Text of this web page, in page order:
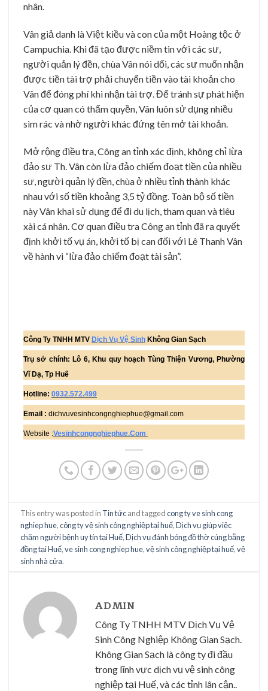
nhân.
Vân giả danh là Việt kiều và con của một Hoàng tộc ở
Campuchia. Khi đã tạo được niềm tin với các sư,
người quản lý đền, chùa Vân nói dối, các sư muốn nhận
được tiền tài trợ phải chuyển tiền vào tài khoản cho
Vân để đóng phí khi nhận tài trợ. Để tránh sự phát hiện
của cơ quan có thẩm quyền, Vân luôn sử dụng nhiều
sim rác và nhờ người khác đứng tên mở tài khoản.
Mở rộng điều tra, Công an tỉnh xác định, không chỉ lừa
đảo sư Th. Vân còn lừa đảo chiếm đoạt tiền của nhiều
sư, người quản lý đền, chùa ở nhiều tỉnh thành khác
nhau với số tiền khoảng 3,5 tỷ đồng. Toàn bộ số tiền
này Vân khai sử dụng để đi du lịch, tham quan và tiêu
xài cá nhân. Cơ quan điều tra Công an tỉnh đã ra quyết
định khởi tố vụ án, khởi tố bị can đối với Lê Thanh Vân
về hành vi “lừa đảo chiếm đoạt tài sản”.
Công Ty TNHH MTV Dịch Vụ Vệ Sinh Không Gian Sạch
Trụ sở chính: Lô 6, Khu quy hoạch Tùng Thiện Vương, Phường
Vĩ Dạ, Tp Huế
Hotline: 0932.572.499
Email : dichvuvesinhcongnghiephue@gmail.com
Website :Vesinhcongnghiephue.Com
This entry was posted in Tin tứcand taggedcong ty ve sinh cong
nghiep hue,công ty vệ sinh công nghiệp tại huế,Dịch vụ giúp việc
chăm người bệnh uy tín tại Huế,Dịch vụ đánh bóng đồ thờ cúng bằng
đồng tại Huế,ve sinh cong nghiep hue,vệ sinh công nghiệp tại huế,vệ
sinh nhà cửa.
ADMIN
Công Ty TNHH MTV Dịch Vụ Vệ
Sinh Công Nghiệp Không Gian Sạch.
Không Gian Sạch là công ty đi đầu
trong lĩnh vực dịch vụ vệ sinh công
nghiệp tại Huế, và các tỉnh lân cận..